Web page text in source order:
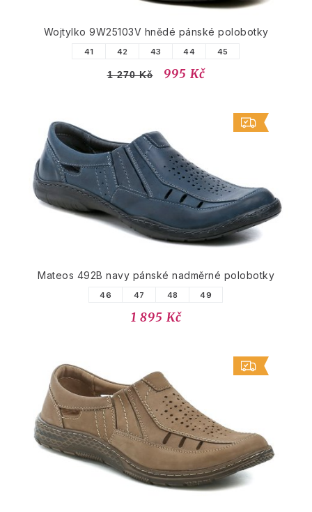
Wojtylko 9W25103V hnědé pánské polobotky
41 42 43 44 45
1 270 Kč 995 Kč
Mateos 492B navy pánské nadměrné polobotky
46 47 48 49
1 895 Kč